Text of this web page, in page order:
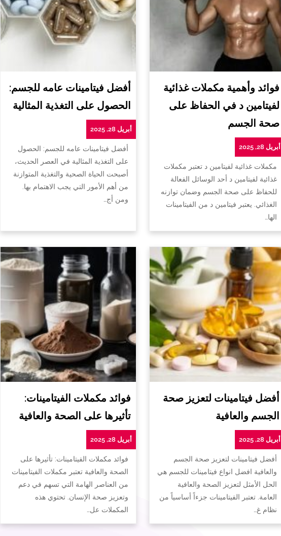
فوائد وأهمية مكملات غذائية
لفيتامين د في الحفاظ على
صحة الجسم
أبريل 28, 2025
مكملات غذائية لفيتامين د تعتبر مكملات
غذائية لفيتامين د أحد الوسائل الفعالة
للحفاظ على صحة الجسم وضمان توازنه
الغذائي. يعتبر فيتامين د من الفيتامينات
الها…
أفضل فيتامينات عامه للجسم:
الحصول على التغذية المثالية
أبريل 28, 2025
أفضل فيتامينات عامه للجسم: الحصول
على التغذية المثالية في العصر الحديث،
أصبحت الحياة الصحية والتغذية المتوازنة
من أهم الأمور التي يجب الاهتمام بها.
ومن أج…
أفضل فيتامينات لتعزيز صحة
الجسم والعافية
أبريل 28, 2025
أفضل فيتامينات لتعزيز صحة الجسم
والعافية افضل انواع فيتامينات للجسم هي
الحل الأمثل لتعزيز الصحة والعافية
العامة. تعتبر الفيتامينات جزءاً أساسياً من
نظام غ…
فوائد مكملات الفيتامينات:
تأثيرها على الصحة والعافية
أبريل 28, 2025
فوائد مكملات الفيتامينات: تأثيرها على
الصحة والعافية تعتبر مكملات الفيتامينات
من العناصر الهامة التي تسهم في دعم
وتعزيز صحة الإنسان. تحتوي هذه
المكملات عل…